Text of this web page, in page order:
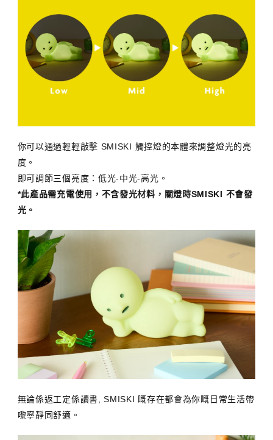
你可以通過輕輕敲擊 SMISKI 觸控燈的本體來調整燈光的亮
度。
即可調節三個亮度：低光-中光-高光。
*此產品需充電使用，不含發光材料，關燈時SMISKI 不會發
光。
無論係返工定係讀書, SMISKI 嘅存在都會為你嘅日常生活帶
嚟寧靜同舒適。